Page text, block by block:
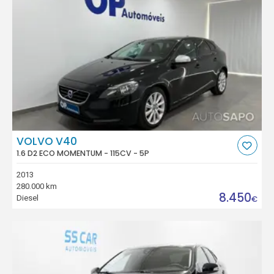
VOLVO V40
1.6 D2 ECO MOMENTUM - 115CV - 5P
2013
280.000 km
Diesel
8.450€